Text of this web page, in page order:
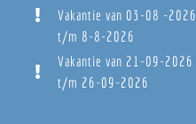
Vakantie van 03-08 -2026
t/m 8-8-2026
Vakantie van 21-09-2026
t/m 26-09-2026